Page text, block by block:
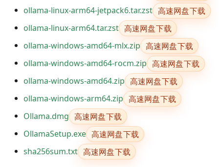
ollama-linux-arm64-jetpack6.tar.zst 高速网盘下载
ollama-linux-arm64.tar.zst 高速网盘下载
ollama-windows-amd64-mlx.zip 高速网盘下载
ollama-windows-amd64-rocm.zip 高速网盘下载
ollama-windows-amd64.zip 高速网盘下载
ollama-windows-arm64.zip 高速网盘下载
Ollama.dmg 高速网盘下载
OllamaSetup.exe 高速网盘下载
sha256sum.txt 高速网盘下载